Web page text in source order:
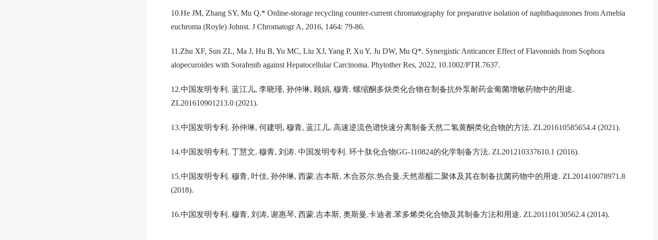
10.He JM, Zhang SY, Mu Q.* Online-storage recycling counter-current chromatography for preparative isolation of naphthaquinones from Arnebia
euchroma (Royle) Johnst. J Chromatogr A, 2016, 1464: 79-86.
11.Zhu XF, Sun ZL, Ma J, Hu B, Yu MC, Liu XJ, Yang P, Xu Y, Ju DW, Mu Q*. Synergistic Anticancer Effect of Flavonoids from Sophora
alopecuroides with Sorafenib against Hepatocellular Carcinoma. Phytother Res, 2022, 10.1002/PTR.7637.
12.中国发明专利. 蓝江儿, 李晓瑾, 孙仲琳, 顾娟, 穆青. 螺缩酮多炔类化合物在制备抗外泵耐药金葡菌增敏药物中的用途.
ZL201610901213.0 (2021).
13.中国发明专利. 孙仲琳, 何建明, 穆青, 蓝江儿. 高速逆流色谱快速分离制备天然二氢黄酮类化合物的方法. ZL201610585654.4 (2021).
14.中国发明专利. 丁慧文, 穆青, 刘涛. 中国发明专利. 环十肽化合物GG-110824的化学制备方法. ZL201210337610.1 (2016).
15.中国发明专利. 穆青, 叶佳, 孙仲琳, 西蒙.吉本斯, 木合苏尔.热合曼.天然萘醌二聚体及其在制备抗菌药物中的用途. ZL201410078971.8
(2018).
16.中国发明专利. 穆青, 刘涛, 谢惠琴, 西蒙.吉本斯, 奥斯曼.卡迪者.苯多烯类化合物及其制备方法和用途. ZL201110130562.4 (2014).